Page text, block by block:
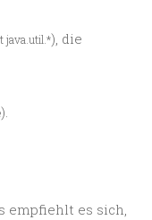
java.util.*), die
).
empfiehlt es sich,